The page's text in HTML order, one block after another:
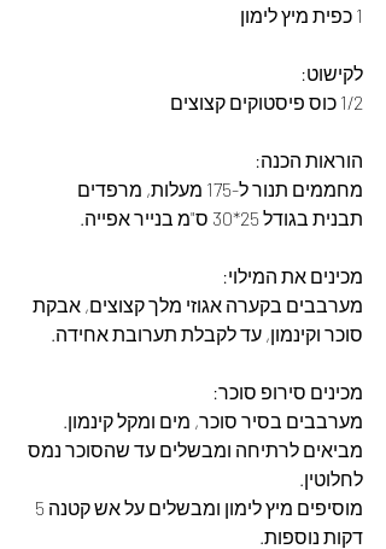
1 כפית מיץ לימון
לקישוט:
1/2 כוס פיסטוקים קצוצים
הוראות הכנה:
מחממים תנור ל-175 מעלות, מרפדים
תבנית בגודל 25*30 ס"מ בנייר אפייה.
מכינים את המילוי:
מערבבים בקערה אגוזי מלך קצוצים, אבקת
סוכר וקינמון, עד לקבלת תערובת אחידה.
מכינים סירופ סוכר:
מערבבים בסיר סוכר, מים ומקל קינמון.
מביאים לרתיחה ומבשלים עד שהסוכר נמס
לחלוטין.
דקות נוספות.